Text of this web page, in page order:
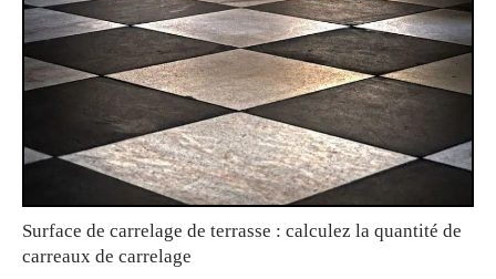
Surface de carrelage de terrasse : calculez la quantité de
carreaux de carrelage